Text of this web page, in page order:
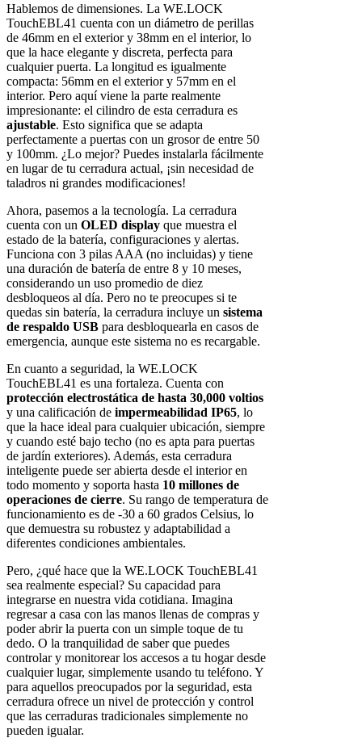
Hablemos de dimensiones. La WE.LOCK
TouchEBL41 cuenta con un diámetro de perillas
de 46mm en el exterior y 38mm en el interior, lo
que la hace elegante y discreta, perfecta para
cualquier puerta. La longitud es igualmente
compacta: 56mm en el exterior y 57mm en el
interior. Pero aquí viene la parte realmente
impresionante: el cilindro de esta cerradura es
ajustable. Esto significa que se adapta
perfectamente a puertas con un grosor de entre 50
y 100mm. ¿Lo mejor? Puedes instalarla fácilmente
en lugar de tu cerradura actual, ¡sin necesidad de
taladros ni grandes modificaciones!
Ahora, pasemos a la tecnología. La cerradura
cuenta con un OLED display que muestra el
estado de la batería, configuraciones y alertas.
Funciona con 3 pilas AAA (no incluidas) y tiene
una duración de batería de entre 8 y 10 meses,
considerando un uso promedio de diez
desbloqueos al día. Pero no te preocupes si te
quedas sin batería, la cerradura incluye un sistema
de respaldo USB para desbloquearla en casos de
emergencia, aunque este sistema no es recargable.
En cuanto a seguridad, la WE.LOCK
TouchEBL41 es una fortaleza. Cuenta con
protección electrostática de hasta 30,000 voltios
y una calificación de impermeabilidad IP65, lo
que la hace ideal para cualquier ubicación, siempre
y cuando esté bajo techo (no es apta para puertas
de jardín exteriores). Además, esta cerradura
inteligente puede ser abierta desde el interior en
todo momento y soporta hasta 10 millones de
operaciones de cierre. Su rango de temperatura de
funcionamiento es de -30 a 60 grados Celsius, lo
que demuestra su robustez y adaptabilidad a
diferentes condiciones ambientales.
Pero, ¿qué hace que la WE.LOCK TouchEBL41
sea realmente especial? Su capacidad para
integrarse en nuestra vida cotidiana. Imagina
regresar a casa con las manos llenas de compras y
poder abrir la puerta con un simple toque de tu
dedo. O la tranquilidad de saber que puedes
controlar y monitorear los accesos a tu hogar desde
cualquier lugar, simplemente usando tu teléfono. Y
para aquellos preocupados por la seguridad, esta
cerradura ofrece un nivel de protección y control
que las cerraduras tradicionales simplemente no
pueden igualar.